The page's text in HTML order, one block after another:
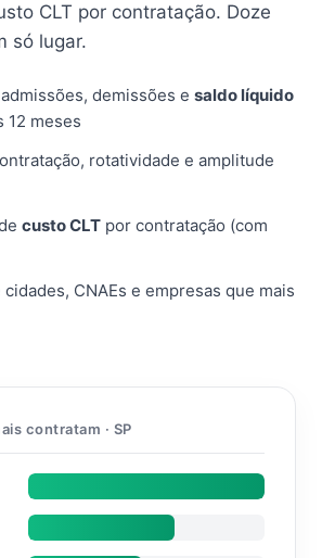
CLT por contratação. Doze
só lugar.
demissões e saldo líquido
12 meses
rotatividade e amplitude
custo CLT por contratação (com
cidades, CNAEs e empresas que mais
contratam · SP